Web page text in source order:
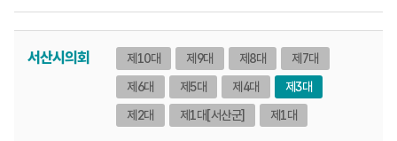
5분자유발언
서산시의회 제10대 제9대 제8대
제7대
제6대
제5대 제4대
제3대
제2대
제1대[서산군] 제1대